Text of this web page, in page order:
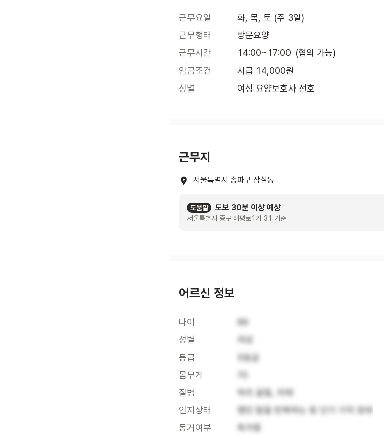
근무요일
화, 목, 토 (주 3일)
근무형태
방문요양
근무시간
14:00~17:00 (협의 가능)
임금조건
시급 14,000원
성별
여성 요양보호사 선호
근무지
서울특별시 송파구 잠실동
도움말 도보 30분 이상 예상
서울특별시 중구 태평로1가 31 기준
어르신 정보
나이
89
성별
여성
등급
5등급
몸무게
질병
허리 골절, 치매
인지상태
했던 말을 반복하는 등 단기 기억 장애
동거여부
독거중